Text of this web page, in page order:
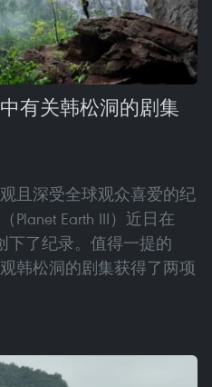
有关韩松洞的剧集
且深受全球观众喜爱的纪
Planet Earth III）近日在
下了纪录。值得一提的
韩松洞的剧集获得了两项